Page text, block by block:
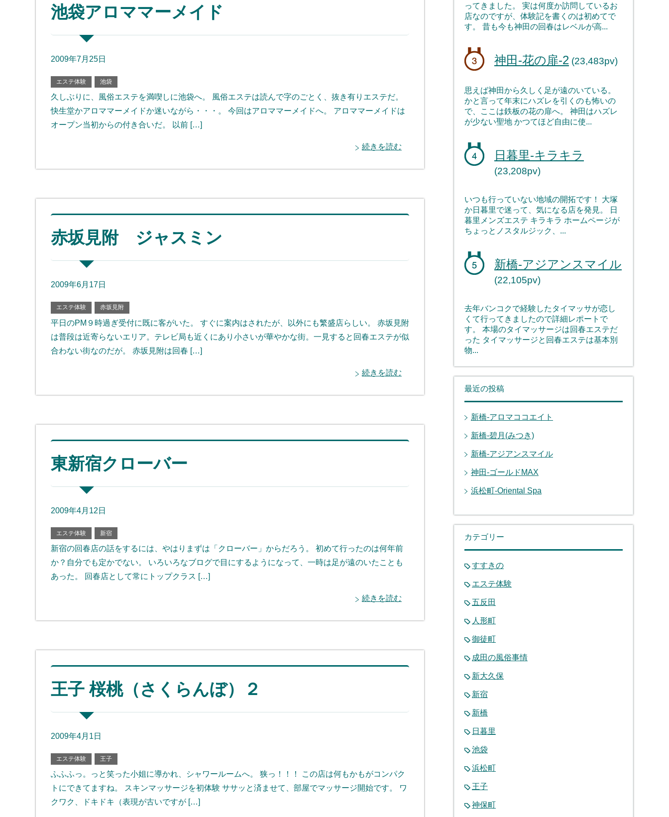
池袋アロママーメイド
2009年7月25日
エステ体験 池袋
久しぶりに、風俗エステを満喫しに池袋へ。 風俗エステは読んで字のごとく、抜き有りエステだ。
快生堂かアロママーメイドか迷いながら・・・。 今回はアロママーメイドへ。 アロママーメイドは
オープン当初からの付き合いだ。 以前 […]
続きを読む
赤坂見附 ジャスミン
2009年6月17日
エステ体験 赤坂見附
平日のPM９時過ぎ受付に既に客がいた。 すぐに案内はされたが、以外にも繁盛店らしい。 赤坂見附
は普段は近寄らないエリア。テレビ局も近くにあり小さいが華やかな街。一見すると回春エステが似
合わない街なのだが。 赤坂見附は回春 […]
続きを読む
東新宿クローバー
2009年4月12日
エステ体験 新宿
新宿の回春店の話をするには、やはりまずは「クローバー」からだろう。 初めて行ったのは何年前
か？自分でも定かでない。 いろいろなブログで目にするようになって、一時は足が遠のいたことも
あった。 回春店として常にトップクラス […]
続きを読む
王子 桜桃（さくらんぼ）２
2009年4月1日
エステ体験 王子
ふふふっ。っと笑った小姐に導かれ、シャワールームへ。 狭っ！！！ この店は何もかもがコンパク
トにできてますね。 スキンマッサージを初体験 ササッと済ませて、部屋でマッサージ開始です。 ワ
クワク、ドキドキ（表現が古いですが […]
ってきました。 実は何度か訪問しているお
店なのですが、体験記を書くのは初めてで
す。 昔も今も神田の回春はレベルが高...
神田-花の扉-2 (23,483pv)
思えば神田から久しく足が遠のいている。
かと言って年末にハズレを引くのも怖いの
で、ここは鉄板の花の扉へ。 神田はハズレ
が少ない聖地 かつてほど自由に使...
日暮里-キラキラ
(23,208pv)
いつも行っていない地域の開拓です！ 大塚
か日暮里で迷って、気になる店を発見。 日
暮里メンズエステ キラキラ ホームページが
ちょっとノスタルジック、...
新橋-アジアンスマイル
(22,105pv)
去年バンコクで経験したタイマッサが恋し
くて行ってきましたので詳細レポートで
す。 本場のタイマッサージは回春エステだ
った タイマッサージと回春エステは基本別
物...
最近の投稿
新橋-アロマココエイト
新橋-碧月(みつき)
新橋-アジアンスマイル
神田-ゴールドMAX
浜松町-Oriental Spa
カテゴリー
すすきの
エステ体験
五反田
人形町
御徒町
成田の風俗事情
新大久保
新宿
新橋
日暮里
池袋
浜松町
王子
神保町